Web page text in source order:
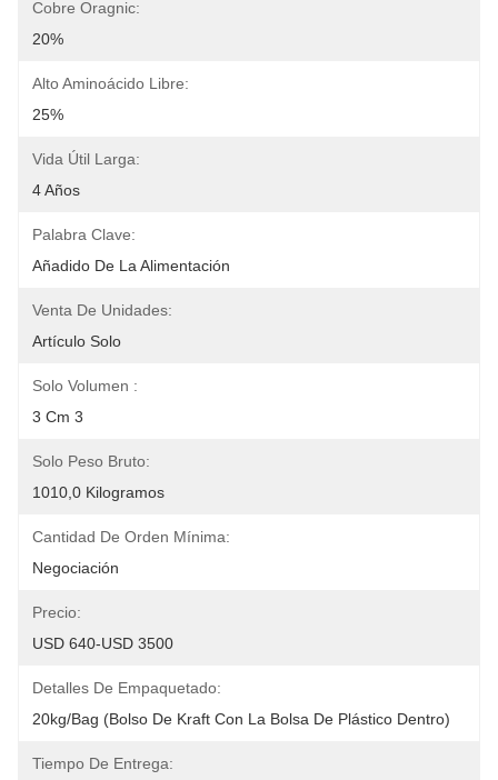
Cobre Oragnic:
20%
Alto Aminoácido Libre:
25%
Vida Útil Larga:
4 Años
Palabra Clave:
Añadido De La Alimentación
Venta De Unidades:
Artículo Solo
Solo Volumen :
3 Cm 3
Solo Peso Bruto:
1010,0 Kilogramos
Cantidad De Orden Mínima:
Negociación
Precio:
USD 640-USD 3500
Detalles De Empaquetado:
20kg/bag (bolso De Kraft Con La Bolsa De Plástico Dentro)
Tiempo De Entrega: